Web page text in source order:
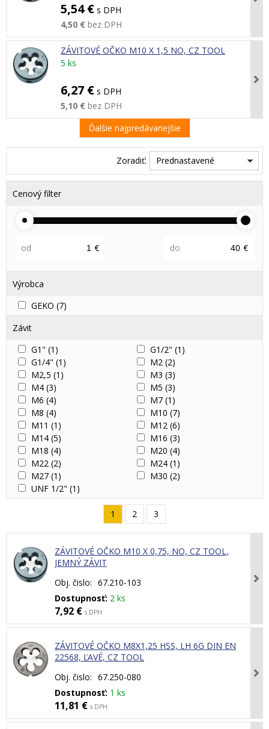
5,54 € s DPH
4,50 € bez DPH
ZÁVITOVÉ OČKO M10 X 1,5 NO, CZ TOOL
5 ks
6,27 € s DPH
5,10 € bez DPH
Ďalšie najpredávanejšie
Zoradiť: Prednastavené
Cenový filter
od € do €
Výrobca
GEKO (7)
Závit
G1" (1) G1/2" (1)
G1/4" (1) M2 (2)
M2,5 (1) M3 (3)
M4 (3) M5 (3)
M6 (4) M7 (1)
M8 (4) M10 (7)
M11 (1) M12 (6)
M14 (5) M16 (3)
M18 (4) M20 (4)
M22 (2) M24 (1)
M27 (1) M30 (2)
UNF 1/2" (1)
1 2 3
ZÁVITOVÉ OČKO M10 X 0,75, NO, CZ TOOL,
JEMNÝ ZÁVIT
Obj. čislo: 67.210-103
Dostupnosť: 2 ks
7,92 € s DPH
ZÁVITOVÉ OČKO M8X1,25 HSS, LH 6G DIN EN
22568, ĽAVÉ, CZ TOOL
Obj. čislo: 67.250-080
Dostupnosť: 1 ks
11,81 € s DPH